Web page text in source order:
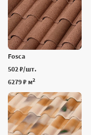
Fosca
502 ₽/шт.
6279 ₽ м2